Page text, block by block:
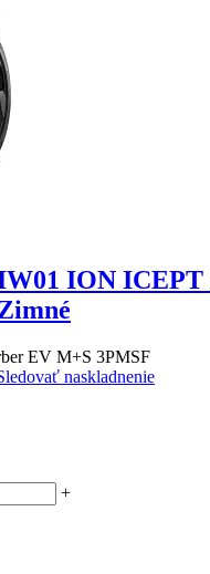
ION ICEPT
EV M+S 3PMSF
naskladnenie
+